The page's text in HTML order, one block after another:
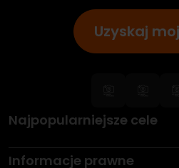
Uzyskaj
Najpopularniejsze cele
Informacje prawne